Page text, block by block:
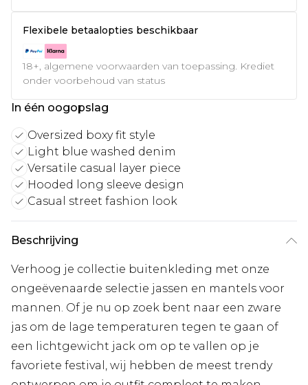
Flexibele betaalopties beschikbaar
18+, algemene voorwaarden van toepassing. Krediet
onder voorbehoud van status
In één oogopslag
Oversized boxy fit style
Light blue washed denim
Versatile casual layer piece
Hooded long sleeve design
Casual street fashion look
Beschrijving
Verhoog je collectie buitenkleding met onze
ongeëvenaarde selectie jassen en mantels voor
mannen. Of je nu op zoek bent naar een zware
jas om de lage temperaturen tegen te gaan of
een lichtgewicht jack om op te vallen op je
favoriete festival, wij hebben de meest trendy